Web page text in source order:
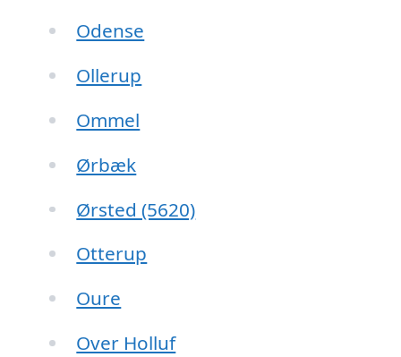
Odense
Ollerup
Ommel
Ørbæk
Ørsted (5620)
Otterup
Oure
Over Holluf